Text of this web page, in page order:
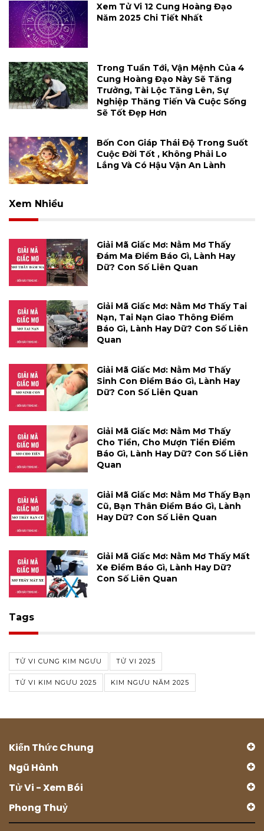
Xem Tử Vi 12 Cung Hoàng Đạo
Năm 2025 Chi Tiết Nhất
Trong Tuần Tới, Vận Mệnh Của 4
Cung Hoàng Đạo Này Sẽ Tăng
Trưởng, Tài Lộc Tăng Lên, Sự
Nghiệp Thăng Tiến Và Cuộc Sống
Sẽ Tốt Đẹp Hơn
Bốn Con Giáp Thái Độ Trong Suốt
Cuộc Đời Tốt , Không Phải Lo
Lắng Và Có Hậu Vận An Lành
Xem Nhiều
Giải Mã Giấc Mơ: Nằm Mơ Thấy
Đám Ma Điềm Báo Gì, Lành Hay
Dữ? Con Số Liên Quan
Giải Mã Giấc Mơ: Nằm Mơ Thấy Tai
Nạn, Tai Nạn Giao Thông Điềm
Báo Gì, Lành Hay Dữ? Con Số Liên
Quan
Giải Mã Giấc Mơ: Nằm Mơ Thấy
Sinh Con Điềm Báo Gì, Lành Hay
Dữ? Con Số Liên Quan
Giải Mã Giấc Mơ: Nằm Mơ Thấy
Cho Tiền, Cho Mượn Tiền Điềm
Báo Gì, Lành Hay Dữ? Con Số Liên
Quan
Giải Mã Giấc Mơ: Nằm Mơ Thấy Bạn
Cũ, Bạn Thân Điềm Báo Gì, Lành
Hay Dữ? Con Số Liên Quan
Giải Mã Giấc Mơ: Nằm Mơ Thấy Mất
Xe Điềm Báo Gì, Lành Hay Dữ?
Con Số Liên Quan
Tags
TỬ VI CUNG KIM NGƯU TỬ VI 2025
TỬ VI KIM NGƯU 2025 KIM NGƯU NĂM 2025
Kiến Thức Chung
Ngũ Hành
Tử Vi - Xem Bói
Phong Thuỷ